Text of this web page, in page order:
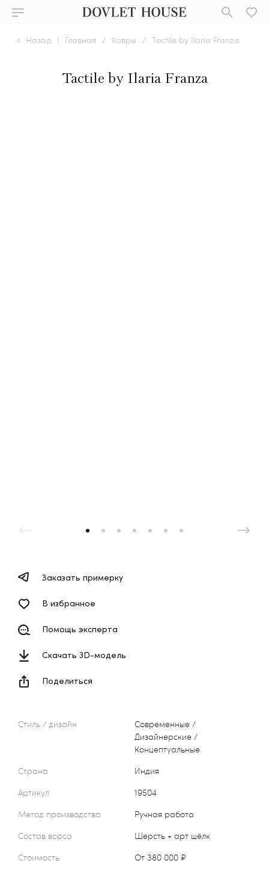
Назад | Главная / Ковры / Tactile by Ilaria Franza
Tactile by Ilaria Franza
Стиль / дизайн
Современные /
Дизайнерские /
Концептуальные
Страна
Индия
Артикул
19504
Метод производства
Ручная работа
Состав ворса
Шерсть + арт шёлк
Стоимость
от 380 000 ₽
Заказать примерку
В избранное
Помощь эксперта
Скачать 3D-модель
Поделиться